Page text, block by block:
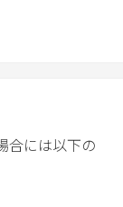
合には以下の